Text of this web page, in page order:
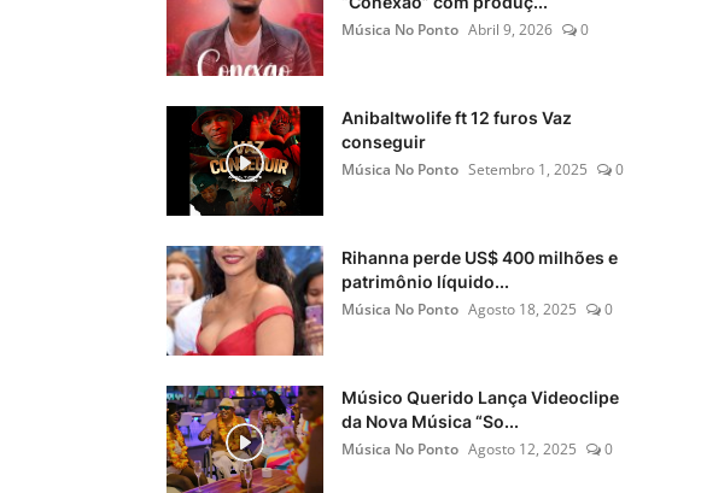
Música No Ponto Abril 9, 2026 0
Anibaltwolife ft 12 furos Vaz
conseguir
Música No Ponto Setembro 1, 2025 0
Rihanna perde US$ 400 milhões e
patrimônio líquido...
Música No Ponto Agosto 18, 2025 0
Músico Querido Lança Videoclipe
da Nova Música “So...
Música No Ponto Agosto 12, 2025 0